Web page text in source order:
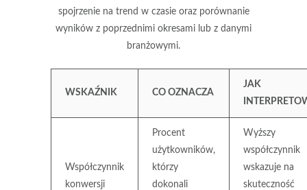
spojrzenie na trend w czasie oraz porównanie
wyników z poprzednimi okresami lub z danymi
branżowymi.
WSKAŹNIK CO OZNACZA
JAK
Współczynnik
konwersji
Procent
użytkowników,
którzy
dokonali
Wyższy
współczynnik
wskazuje na
skuteczność